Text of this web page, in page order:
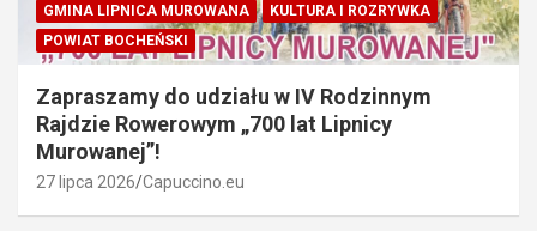
GMINA LIPNICA MUROWANA
KULTURA I ROZRYWKA
POWIAT BOCHEŃSKI
Zapraszamy do udziału w IV Rodzinnym
Rajdzie Rowerowym „700 lat Lipnicy
Murowanej”!
27 lipca 2026 Capuccino.eu